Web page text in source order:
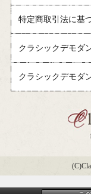
特定商取引法に基
クラシックデモダ
クラシックデモダ